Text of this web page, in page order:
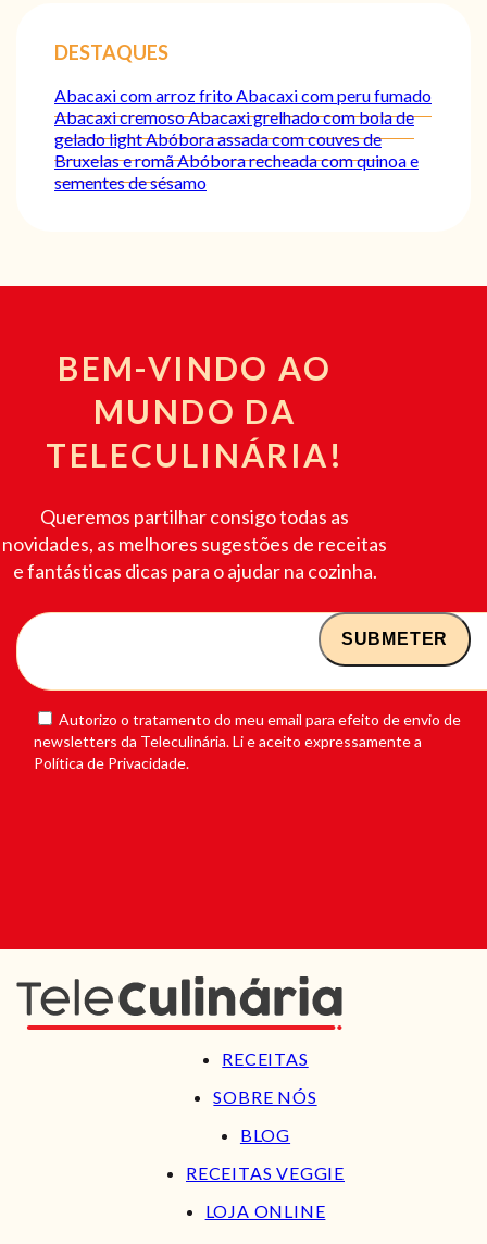
DESTAQUES
Abacaxi com arroz fritoAbacaxi com peru fumado
Abacaxi cremosoAbacaxi grelhado com bola de
gelado lightAbóbora assada com couves de
Bruxelas e romãAbóbora recheada com quinoa e
sementes de sésamo
BEM-VINDO AO
MUNDO DA
TELECULINÁRIA!
Queremos partilhar consigo todas as
novidades, as melhores sugestões de receitas
e fantásticas dicas para o ajudar na cozinha.
Autorizo o tratamento do meu email para efeito de envio de
newsletters da Teleculinária. Li e aceito expressamente a
Política de Privacidade.
RECEITAS
SOBRE NÓS
BLOG
RECEITAS VEGGIE
LOJA ONLINE